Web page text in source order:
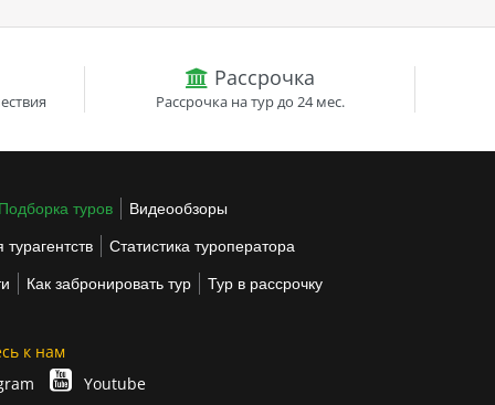
Рассрочка
Рассрочка на тур до 24 мес.
Подборка туров Видеообзоры
Статистика туроператора
Как забронировать тур Тур в рассрочку
к нам
Youtube